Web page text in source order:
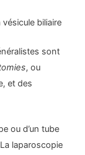
biliaire
sont
, ou
et des
ou d’un tube
laparoscopie